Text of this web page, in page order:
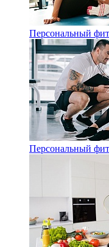
Персональный
Персональный